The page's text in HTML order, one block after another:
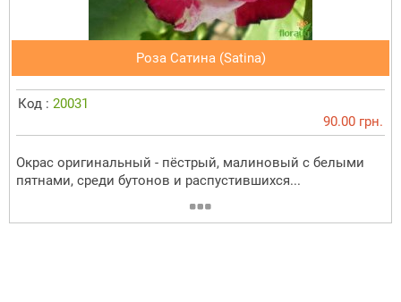
Роза Сатина (Satina)
Код : 20031
90.00 грн.
Окрас оригинальный - пёстрый, малиновый с белыми
пятнами, среди бутонов и распустившихся...